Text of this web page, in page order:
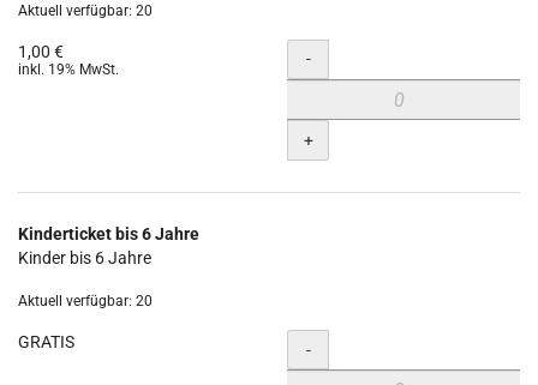
Aktuell verfügbar: 20
1,00 €
inkl. 19% MwSt. Menge
-
+
Kinderticket bis 6 Jahre
Kinder bis 6 Jahre
Aktuell verfügbar: 20
GRATIS Menge
-